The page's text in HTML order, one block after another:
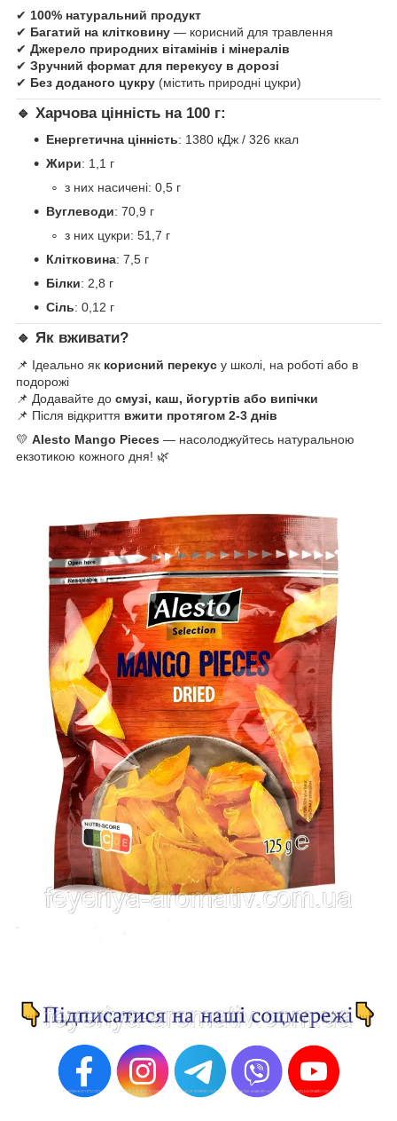
✔ 100% натуральний продукт
✔ Багатий на клітковину — корисний для травлення
✔ Джерело природних вітамінів і мінералів
✔ Зручний формат для перекусу в дорозі
✔ Без доданого цукру (містить природні цукри)
🔹 Харчова цінність на 100 г:
Енергетична цінність: 1380 кДж / 326 ккал
Жири: 1,1 г
з них насичені: 0,5 г
Вуглеводи: 70,9 г
з них цукри: 51,7 г
Клітковина: 7,5 г
Білки: 2,8 г
Сіль: 0,12 г
🔹 Як вживати?
📌 Ідеально як корисний перекус у школі, на роботі або в
подорожі
📌 Додавайте до смузі, каш, йогуртів або випічки
📌 Після відкриття вжити протягом 2-3 днів
💛 Alesto Mango Pieces — насолоджуйтесь натуральною
екзотикою кожного дня! 🌿